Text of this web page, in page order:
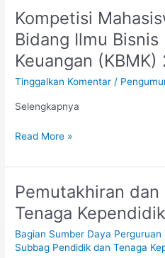
Kompetisi
Bidang Ilmu
Keuangan (KBMK)
Tinggalkan Komentar /
Selengkapnya
Kompetisi
Mahasiswa
Nasional
Bidang
Ilmu
Manajemen
Keuangan
2019
Read More »
Pemutakhiran
Tenaga
Bagian Sumber Daya Perguruan
Subbag Pendidik dan Tenaga
Pemutakhiran
dan
Registrasi
Data
Tenaga